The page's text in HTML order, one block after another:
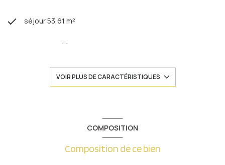
séjour 53,61 m²
4 chambre(s)
cuisine séparée (équipée)
VOIR PLUS DE CARACTÉRISTIQUES
COMPOSITION
Composition de ce bien